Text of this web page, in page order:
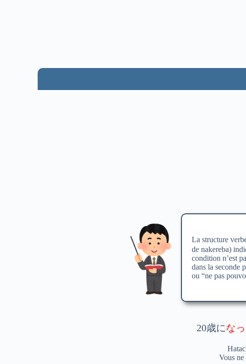
La structure
de nakereba)
condition n’est
dans la seconde
ou “ne pas
20歳にな
Vous ne